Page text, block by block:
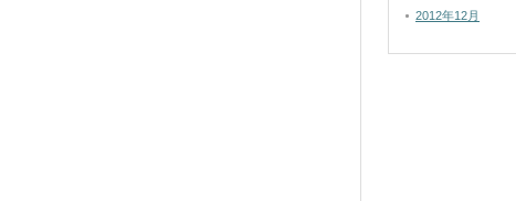
2012年12月